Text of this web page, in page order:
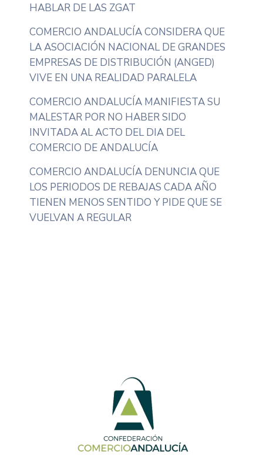
HABLAR DE LAS ZGAT
COMERCIO ANDALUCÍA CONSIDERA QUE
LA ASOCIACIÓN NACIONAL DE GRANDES
EMPRESAS DE DISTRIBUCIÓN (ANGED)
VIVE EN UNA REALIDAD PARALELA
COMERCIO ANDALUCÍA MANIFIESTA SU
MALESTAR POR NO HABER SIDO
INVITADA AL ACTO DEL DIA DEL
COMERCIO DE ANDALUCÍA
COMERCIO ANDALUCÍA DENUNCIA QUE
LOS PERIODOS DE REBAJAS CADA AÑO
TIENEN MENOS SENTIDO Y PIDE QUE SE
VUELVAN A REGULAR